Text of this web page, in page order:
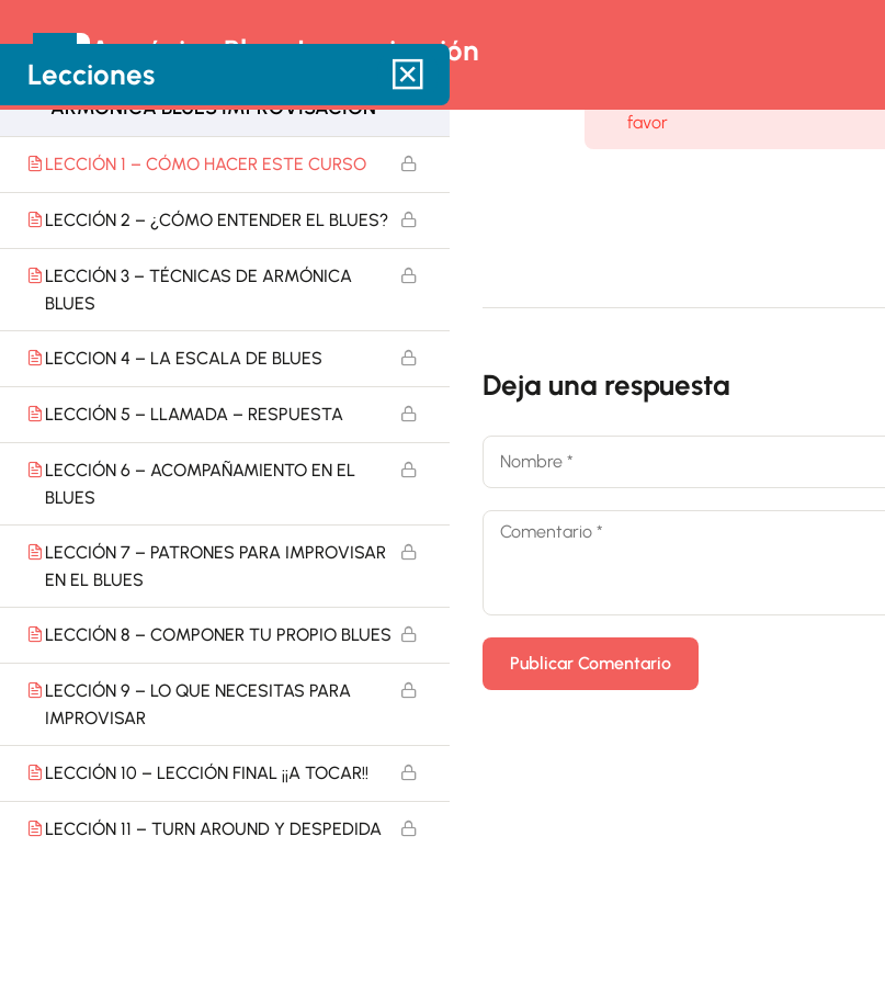
ARMÓNICA BLUES IMPROVISACIÓN 11
LECCIÓN 1 – CÓMO HACER ESTE CURSO
LECCIÓN 2 – ¿CÓMO ENTENDER EL BLUES?
LECCIÓN 3 – TÉCNICAS DE ARMÓNICA
BLUES
LECCION 4 – LA ESCALA DE BLUES
LECCIÓN 5 – LLAMADA – RESPUESTA
LECCIÓN 6 – ACOMPAÑAMIENTO EN EL
BLUES
LECCIÓN 7 – PATRONES PARA IMPROVISAR
EN EL BLUES
LECCIÓN 8 – COMPONER TU PROPIO BLUES
LECCIÓN 9 – LO QUE NECESITAS PARA
IMPROVISAR
LECCIÓN 10 – LECCIÓN FINAL ¡¡A TOCAR!!
LECCIÓN 11 – TURN AROUND Y DESPEDIDA
Armónica Blues Improvisación
Lecciones
favor
Deja una respuesta